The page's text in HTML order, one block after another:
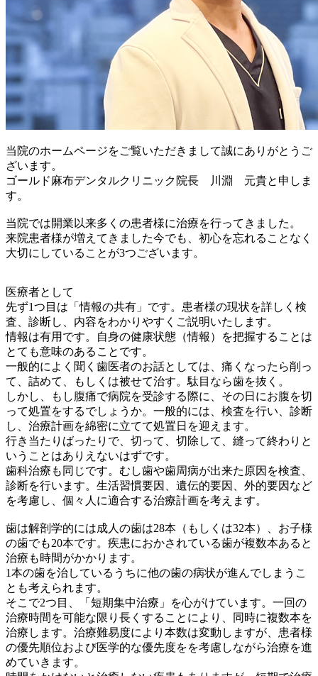
当院のホームページをご覧いただきまして誠にありがとうご
ざいます。
ゴールド麻布デンタルクリニック院長 川淵 元貴と申しま
す。
当院では開業以来多くの患者様に治療を行ってきました。
来院患者様が増えてきました今でも、初心を忘れることなく
大切にしていることが3つございます。
医療者として
先ず1つ目は「情報の共有 」です。患者様の現状を詳しく検
査、診断し、内容をわかりやすくご説明いたします。
情報は有用です。自身の健康状態（情報）を把握することは
とても意味のあることです。
一般的によく聞く歯医者のお話としては、痛くなったら削っ
て、詰めて、もしくは被せて治す。駄目なら歯を抜く。
しかし、もし腹痛で病院を受診する際に、その日にお腹を切
って処置をするでしょうか。一般的には、検査を行い、診断
し、治療計画を綿密に立てて処置日を迎えます。
行き当たりばったりで、切って、切除して、縫って終わりと
いうことはありえないはずです。
歯科治療も同じです。むし歯や歯周病が出来た原因を検査、
診断を行います。生活習慣要因、遺伝的要因、外的要因など
を考慮し、個々人に適合する治療計画を考えます。
歯は解剖学的には成人の歯は28本（もしくは32本）、お子様
の歯でも20本です。疾患におかされている歯が複数本あると
治療も時間がかかります。
1本の歯を治しているうちに他の歯の病状が進んでしまうこ
とも考えられます。
そこで2つ目、「 短期集中治療 」を心がけています。一回の
治療時間を可能な限り長くすることにより、同時に複数本を
治療します。治療難易度により本数は変動しますが、患者様
の優先順位および医学的な優先度をを考慮しながら治療を進
めていきます。